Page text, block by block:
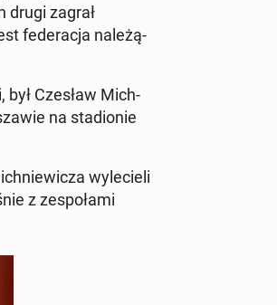
drugi zagrał
fed­er­ac­ja należą­
był Czesław Mich­
na sta­dion­ie
wyle­cieli
z ze­społa­mi